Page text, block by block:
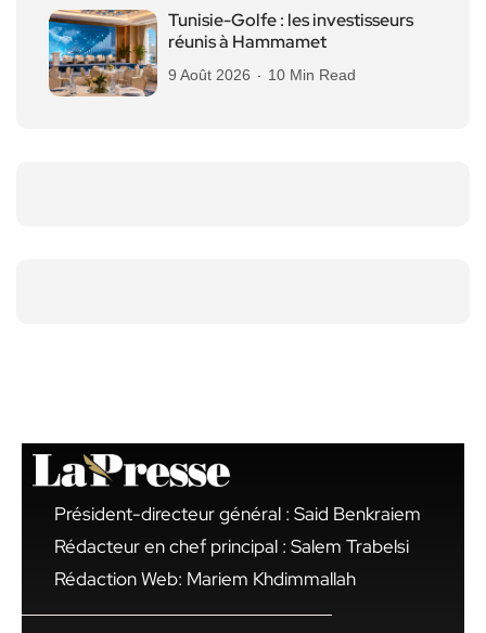
Tunisie-Golfe : les investisseurs
réunis à Hammamet
9 Août 2026 10 Min Read
Président-directeur général : Said Benkraiem
Rédacteur en chef principal : Salem Trabelsi
Rédaction Web: Mariem Khdimmallah